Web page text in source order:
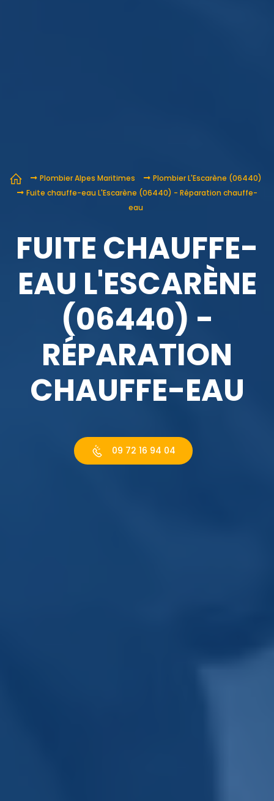
Plombier Alpes Maritimes
Plombier L'Escarène (06440)
Fuite chauffe-eau L'Escarène (06440) - Réparation chauffe-
eau
FUITE CHAUFFE-
EAU L'ESCARÈNE
(06440) -
RÉPARATION
CHAUFFE-EAU
09 72 16 94 04